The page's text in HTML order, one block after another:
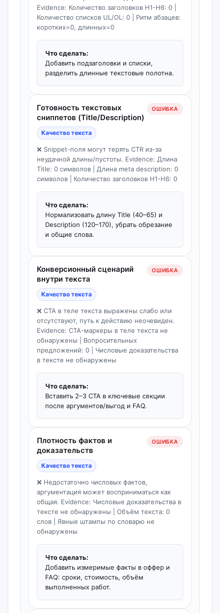
Evidence: Количество заголовков H1-H6: 0 |
Количество списков UL/OL: 0 | Ритм абзацев:
коротких=0, длинных=0
Что сделать:
Добавить подзаголовки и списки,
разделить длинные текстовые полотна.
Готовность текстовых
сниппетов (Title/Description)
ОШИБКА
Качество текста
❌ Snippet-поля могут терять CTR из-за
неудачной длины/пустоты. Evidence: Длина
Title: 0 символов | Длина meta description: 0
символов | Количество заголовков H1-H6: 0
Что сделать:
Нормализовать длину Title (40–65) и
Description (120–170), убрать обрезание
и общие слова.
Конверсионный сценарий
внутри текста
ОШИБКА
Качество текста
❌ CTA в теле текста выражены слабо или
отсутствуют, путь к действию неочевиден.
Evidence: CTA-маркеры в теле текста не
обнаружены | Вопросительных
предложений: 0 | Числовые доказательства
в тексте не обнаружены
Что сделать:
Вставить 2–3 CTA в ключевые секции
после аргументов/выгод и FAQ.
Плотность фактов и
доказательств
ОШИБКА
Качество текста
❌ Недостаточно числовых фактов,
аргументация может восприниматься как
общая. Evidence: Числовые доказательства в
тексте не обнаружены | Объём текста: 0
слов | Явные штампы по словарю не
обнаружены
Что сделать:
Добавить измеримые факты в оффер и
FAQ: сроки, стоимость, объём
выполненных работ.